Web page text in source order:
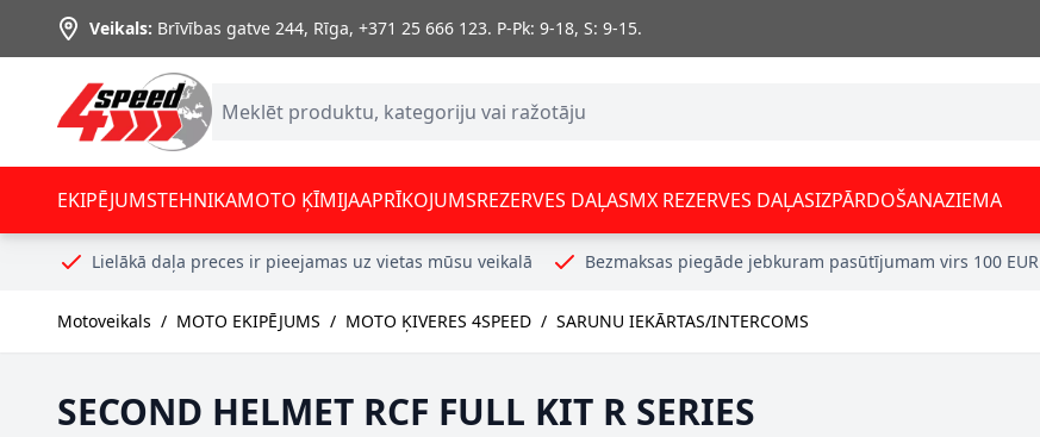
Skip to Content
Veikals: Brīvības gatve 244, Rīga, +371 25 666 123. P-Pk: 9-18, S: 9-15.
EKIPĒJUMSTEHNIKAMOTO ĶĪMIJAAPRĪKOJUMSREZERVES DAĻASMX REZERVES DAĻASIZPĀRDOŠANAZIEMA
Lielākā daļa preces ir pieejamas uz vietas mūsu veikalā Bezmaksas piegāde jebkuram pasūtījumam virs 100 EUR
Motoveikals / MOTO EKIPĒJUMS / MOTO ĶIVERES 4SPEED / SARUNU IEKĀRTAS/INTERCOMS
SECOND HELMET RCF FULL KIT R SERIES